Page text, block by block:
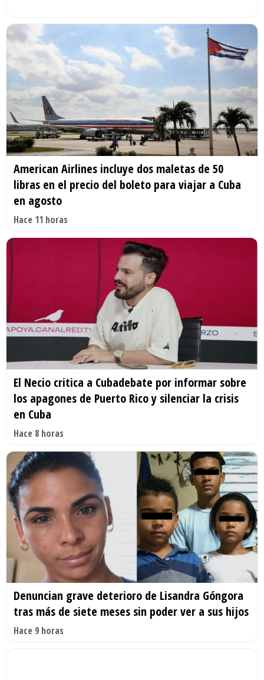
American Airlines incluye dos maletas de 50
libras en el precio del boleto para viajar a Cuba
en agosto
Hace 11 horas
El Necio critica a Cubadebate por informar sobre
los apagones de Puerto Rico y silenciar la crisis
en Cuba
Hace 8 horas
Denuncian grave deterioro de Lisandra Góngora
tras más de siete meses sin poder ver a sus hijos
Hace 9 horas